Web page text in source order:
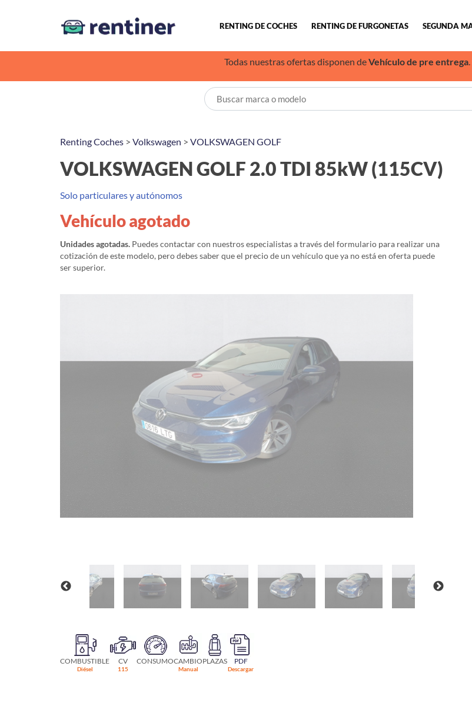
RENTING DE COCHES RENTING DE FURGONETAS SEGUNDA
Todas nuestras ofertas disponen deVehículo de pre entrega
Renting Coches > Volkswagen > VOLKSWAGEN GOLF
VOLKSWAGEN GOLF 2.0 TDI 85kW (115CV)
Solo particulares y autónomos
Vehículo agotado
Unidades agotadas. Puedes contactar con nuestros especialistas a través del formulario para realizar una
cotización de este modelo, pero debes saber que el precio de un vehículo que ya no está en oferta puede
ser superior.
COMBUSTIBLE
Diésel
CV
115
CONSUMOCAMBIO
Manual
PLAZAS PDF
Descargar